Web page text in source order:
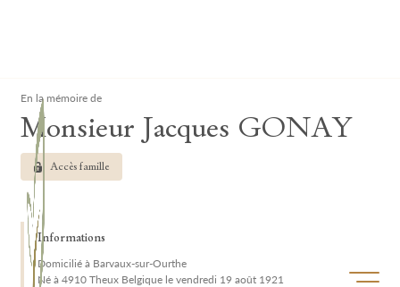
Ouvrir/
En la mémoire de
Monsieur Jacques GONAY
Accès famille
Informations
Domicilié à Barvaux-sur-Ourthe
Né à 4910 Theux Belgique le vendredi 19 août 1921